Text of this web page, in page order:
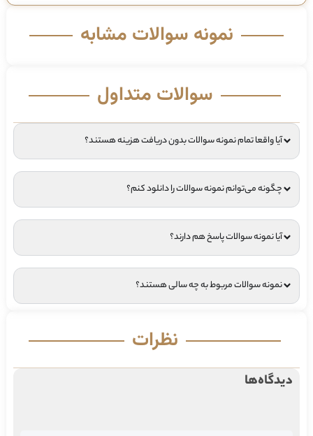
نمونه سوالات مشابه
سوالات متداول
آیا واقعا تمام نمونه سوالات بدون دریافت هزینه هستند؟
چگونه می‌توانم نمونه سوالات را دانلود کنم؟
آیا نمونه سوالات پاسخ هم دارند؟
نمونه سوالات مربوط به چه سالی هستند؟
نظرات
دیدگاه‌ها